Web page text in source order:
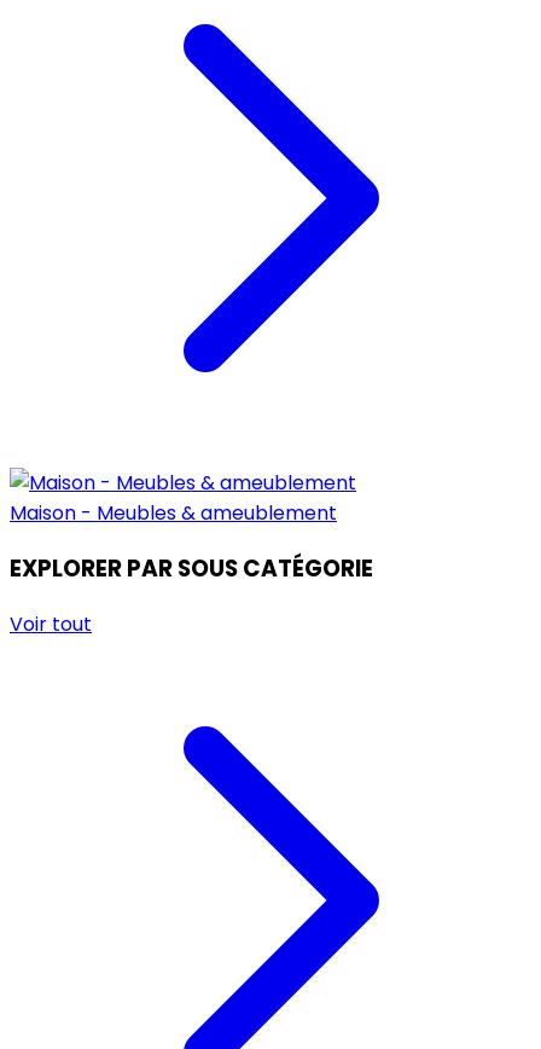
Maison - Meubles & ameublement
EXPLORER PAR SOUS CATÉGORIE
Voir tout